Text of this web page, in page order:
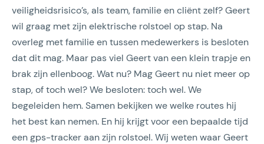
veiligheidsrisico’s, als team, familie en cliënt zelf? Geert
wil graag met zijn elektrische rolstoel op stap. Na
overleg met familie en tussen medewerkers is besloten
dat dit mag. Maar pas viel Geert van een klein trapje en
brak zijn ellenboog. Wat nu? Mag Geert nu niet meer op
stap, of toch wel? We besloten: toch wel. We
begeleiden hem. Samen bekijken we welke routes hij
het best kan nemen. En hij krijgt voor een bepaalde tijd
een gps-tracker aan zijn rolstoel. Wij weten waar Geert